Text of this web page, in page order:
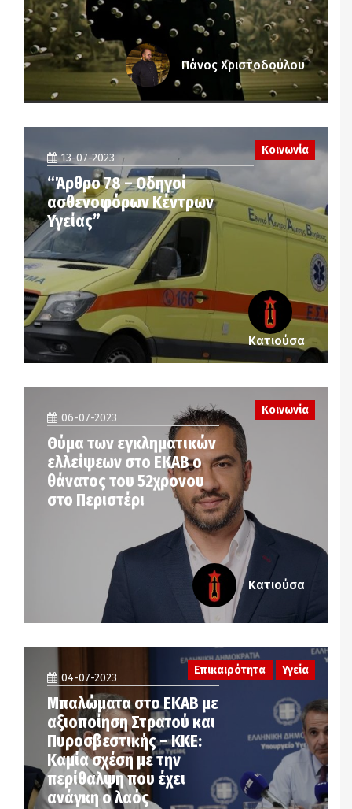
Πάνος Χριστοδούλου
Κοινωνία
13-07-2023
“Άρθρο 78 – Οδηγοί
ασθενοφόρων Κέντρων
Υγείας”
Κατιούσα
06-07-2023
Θύμα των εγκληματικών
ελλείψεων στο ΕΚΑΒ ο
θάνατος του 52χρονου
στο Περιστέρι
Κοινωνία
Κατιούσα
04-07-2023
Μπαλώματα στο ΕΚΑΒ με
αξιοποίηση Στρατού και
Πυροσβεστικής – ΚΚΕ:
Καμία σχέση με την
περίθαλψη που έχει
ανάγκη ο λαός
Επικαιρότητα Υγεία